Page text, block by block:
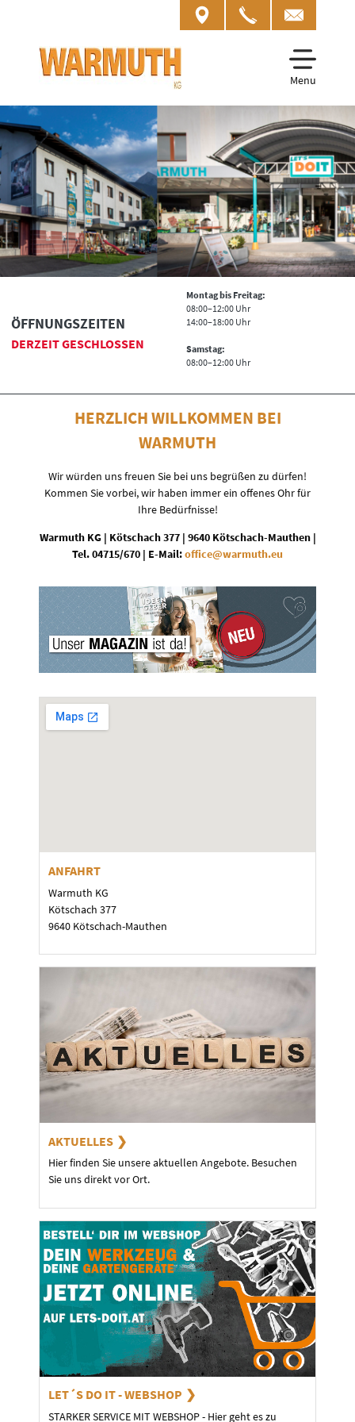
Menu
ÖFFNUNGSZEITEN
DERZEIT GESCHLOSSEN
Montag bis Freitag:
08:00–12:00 Uhr
14:00–18:00 Uhr
Samstag:
08:00–12:00 Uhr
HERZLICH WILLKOMMEN BEI
WARMUTH
Wir würden uns freuen Sie bei uns begrüßen zu dürfen!
Kommen Sie vorbei, wir haben immer ein offenes Ohr für
Ihre Bedürfnisse!
Warmuth KG | Kötschach 377 | 9640 Kötschach-Mauthen |
Tel. 04715/670 | E-Mail:office@warmuth.eu
ANFAHRT
Warmuth KG
Kötschach 377
9640 Kötschach-Mauthen
AKTUELLES
Hier finden Sie unsere aktuellen Angebote. Besuchen
Sie uns direkt vor Ort.
LET´S DO IT - WEBSHOP
STARKER SERVICE MIT WEBSHOP - Hier geht es zu